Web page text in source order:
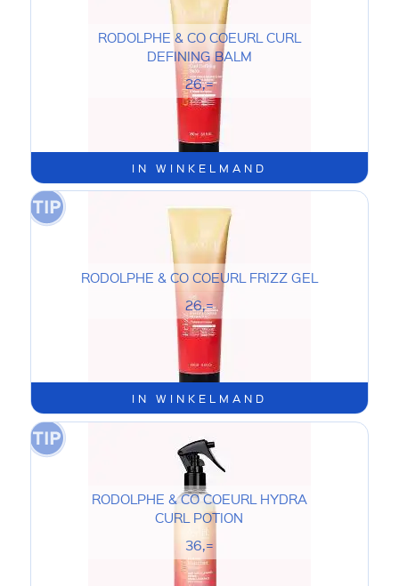
IN WINKELMAND
RODOLPHE & CO COEURL CURL
DEFINING BALM
26,=
IN WINKELMAND
RODOLPHE & CO COEURL FRIZZ GEL
26,=
RODOLPHE & CO COEURL HYDRA
CURL POTION
36,=